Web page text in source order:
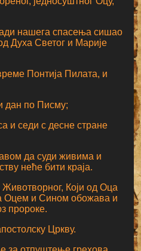
нашега спасења сишао
Духа Светог и Марије
Понтија Пилата, и
дан по Писму;
и седи с десне стране
да суди живима и
неће бити краја.
Који од Оца
Оцем и Сином обожава и
пророке.
Цркву.